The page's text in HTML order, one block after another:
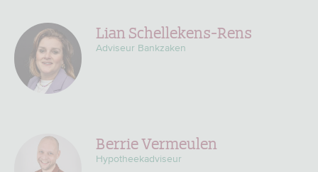
Lian Schellekens-Rens
Adviseur Bankzaken
Berrie Vermeulen
Hypotheekadviseur